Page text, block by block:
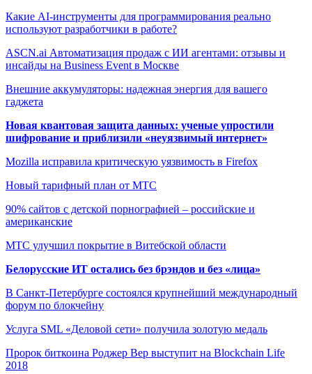
Какие AI-инструменты для программирования реально
используют разработчики в работе?
ASCN.ai Автоматизация продаж с ИИ агентами: отзывы и
инсайды на Business Event в Москве
Внешние аккумуляторы: надежная энергия для вашего
гаджета
Новая квантовая защита данных: ученые упростили
шифрование и приблизили «неуязвимый интернет»
Mozilla исправила критическую уязвимость в Firefox
Новый тарифный план от МТС
90% сайтов с детской порнографией – российские и
американские
МТС улучшил покрытие в Витебской области
Белорусские ИТ остались без брэндов и без «лица»
В Санкт-Петербурге состоялся крупнейший международный
форум по блокчейну
Услуга SML «Деловой сети» получила золотую медаль
Пророк биткоина Роджер Вер выступит на Blockchain Life
2018